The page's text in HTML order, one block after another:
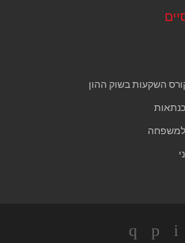
השקעות בשוק ההון
למשפחה